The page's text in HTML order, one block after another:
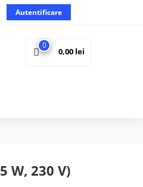
Autentificare
0
0,00 lei
W, 230 V)